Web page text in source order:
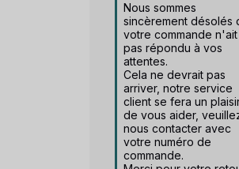
Nous sommes
sincèrement désolés
votre commande n'ait
pas répondu à vos
attentes.
Cela ne devrait pas
arriver, notre service
client se fera un
de vous aider,
nous contacter avec
votre numéro de
commande.